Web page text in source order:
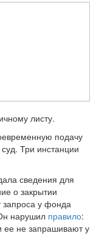
листу.
подачу
Три инстанции
сведения для
о закрытии
запроса у фонда
нарушил правило:
ее не запрашивают у